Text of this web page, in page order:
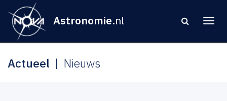
Astronomie.nl
Actueel Nieuws